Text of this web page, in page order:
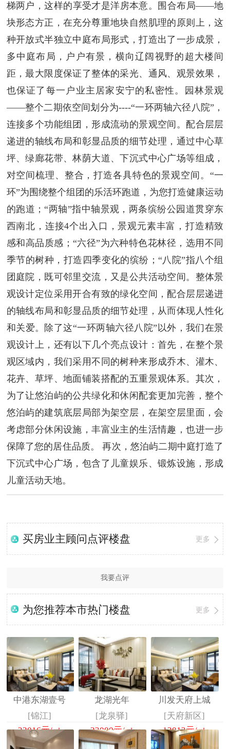
梯两户，这样的享受才是洋房本意。围合布局——地
块形态方正，在充分尊重地块自然肌理的原则上，这
种开放式半独立中庭布局形式，打造出了一步成景，
多中庭布局，户户有景，横向辽阔视野的超大楼间
距，最大限度保证了整体的采光、通风、观景效果，
也保证了每一户业主居家安宁的私密性。园林景观
——整个二期依空间划分为----“一环两轴六径八院”，
连接多个功能组团，形成流动的景观空间。配合层层
递进的轴线布局和彰显品质的细节处理，通过中心草
坪、绿廊花带、林荫大道、下沉式中心广场等组成，
对空间梳理、整合，打造各具特色的景观空间。“一
环”为围绕整个组团的乐活环跑道，为您打造健康运动
的跑道；“两轴”指中轴景观，两条缤纷公园道贯穿东
西南北，连接4个出入口，景观元素丰富，打造精致
感和高品质感；“六径”为六种特色花林径，选用不同
季节的树种，打造四季变化的缤纷；“八院”指八个组
团庭院，既可邻里交流，又是公共活动空间。整体景
观设计定位采用开合有致的绿化空间，配合层层递进
的轴线布局和彰显品质的细节处理，从而体现人性化
和关爱。除了这“一环两轴六径八院”以外，我们在景
观设计上，还有以下几个亮点设计：首先，在整个景
观区域内，我们采用不同的树种来形成乔木、灌木、
花卉、草坪、地面铺装搭配的五重景观体系。其次，
为了让悠泊屿的公共绿化和休闲配套更加完善，整个
悠泊屿的建筑底层局部为架空层，在架空层里面，会
考虑部分休闲设施，丰富业主的生活情趣，也进一步
保障了您的居住品质。 再次，悠泊屿二期中庭打造了
下沉式中心广场，包含了儿童娱乐、锻炼设施，形成
儿童活动天地。
买房业主顾问点评楼盘 更多
我要点评
为您推荐本市热门楼盘 更多
中港东湖壹号
[锦江]
23016元/㎡
龙湖光年
[龙泉驿]
23000元/㎡
川发天府上城
[天府新区]
13013元/㎡